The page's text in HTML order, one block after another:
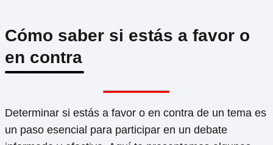
Cómo saber si estás a favor o
en contra
Determinar si estás a favor o en contra de un tema es
un paso esencial para participar en un debate